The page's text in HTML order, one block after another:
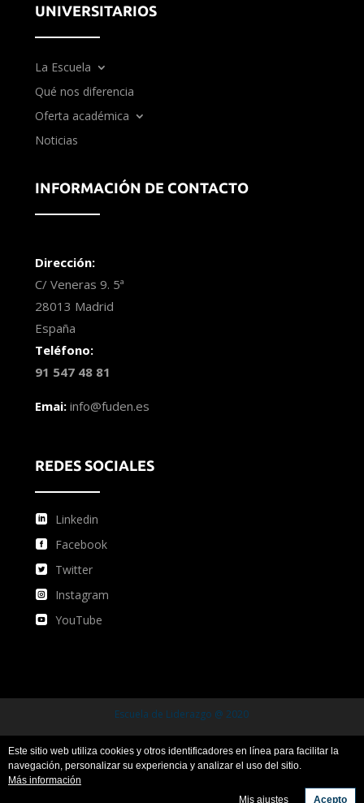
Este sitio web utiliza cookies y otros identificadores en línea para facilitar la
navegación, personalizar su experiencia y analizar el uso del sitio.
Más información
Mis ajustes
Acepto
UNIVERSITARIOS
La Escuela
Qué nos diferencia
Oferta académica
Noticias
INFORMACIÓN DE CONTACTO
Dirección:
C/ Veneras 9. 5ª
28013 Madrid
España
Teléfono:
91 547 48 81
Emai: info@fuden.es
REDES SOCIALES
Linkedin
Facebook
Twitter
Instagram
YouTube
Escuela de Liderazgo @ 2020
Condiciones de uso
Condiciones de compra
Política de privacidad y protección de datos